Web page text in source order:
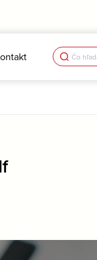
Search
for: